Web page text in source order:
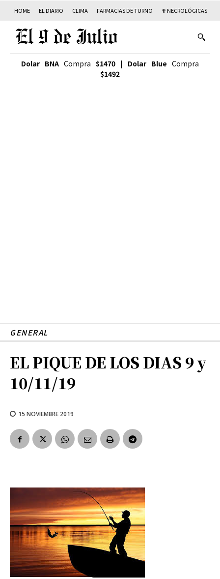
HOME EL DIARIO CLIMA FARMACIAS DE TURNO ✟ NECROLÓGICAS
Dolar BNA Compra $1470 | Dolar Blue Compra
$1492
GENERAL
EL PIQUE DE LOS DIAS 9 y
10/11/19
15 NOVIEMBRE 2019